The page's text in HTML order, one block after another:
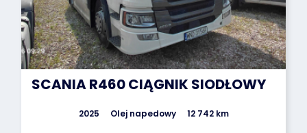
SCANIA R460 CIĄGNIK SIODŁOWY
2025 Olej napedowy 12 742 km